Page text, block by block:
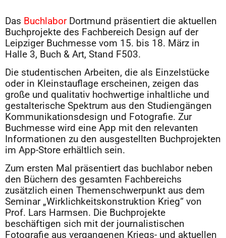
Das BuchlaborDortmund präsentiert die aktuellen
Buchprojekte des Fachbereich Design auf der
Leipziger Buchmesse vom 15. bis 18. März in
Halle 3, Buch & Art, Stand F503.
Die studentischen Arbeiten, die als Einzelstücke
oder in Kleinstauflage erscheinen, zeigen das
große und qualitativ hochwertige inhaltliche und
gestalterische Spektrum aus den Studiengängen
Kommunikationsdesign und Fotografie. Zur
Buchmesse wird eine App mit den relevanten
Informationen zu den ausgestellten Buchprojekten
im App-Store erhältlich sein.
Zum ersten Mal präsentiert das buchlabor neben
den Büchern des gesamten Fachbereichs
zusätzlich einen Themenschwerpunkt aus dem
Seminar „Wirklichkeitskonstruktion Krieg“ von
Prof. Lars Harmsen. Die Buchprojekte
beschäftigen sich mit der journalistischen
Fotografie aus vergangenen Kriegs- und aktuellen